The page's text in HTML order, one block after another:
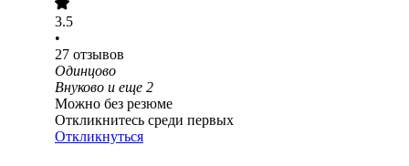
3.5
•
27 отзывов
Одинцово
Внуково и еще 2
Можно без резюме
Откликнитесь среди первых
Откликнуться